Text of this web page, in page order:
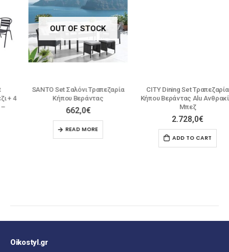
OUT OF STOCK
SANTO Set Σαλόνι Τραπεζαρία
Κήπου Βεράντας
662,0€
READ MORE
CITY Dining Set Τραπεζαρία
Κήπου Βεράντας Alu Ανθρακί –
2.728,0€
ADD TO CART